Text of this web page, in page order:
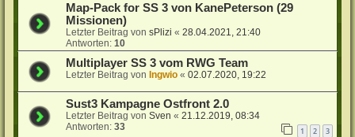
Map-Pack for SS 3 von KanePeterson (29
Missionen)
Letzter Beitrag vonsPlizi «28.04.2021, 21:40
Antworten:10
Multiplayer SS 3 vom RWG Team
Letzter Beitrag von Ingwio «02.07.2020, 19:22
Sust3 Kampagne Ostfront 2.0
Letzter Beitrag vonSven «21.12.2019, 08:34
Antworten:33 1 2 3